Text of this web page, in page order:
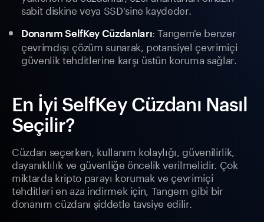
sabit diskine veya SSD'sine kaydeder.
Donanım SelfKey Cüzdanları: Tangem'e benzer
çevrimdışı çözüm sunarak, potansiyel çevrimiçi
güvenlik tehditlerine karşı üstün koruma sağlar.
En İyi SelfKey Cüzdanı Nasıl
Seçilir?
Cüzdan seçerken, kullanım kolaylığı, güvenilirlik,
dayanıklılık ve güvenliğe öncelik verilmelidir. Çok
miktarda kripto parayı korumak ve çevrimiçi
tehditleri en aza indirmek için, Tangem gibi bir
donanım cüzdanı şiddetle tavsiye edilir.